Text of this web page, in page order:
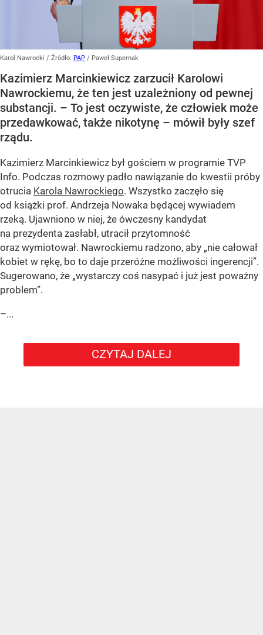
Karol Nawrocki / Źródło: PAP / Paweł Supernak
Kazimierz Marcinkiewicz zarzucił Karolowi
Nawrockiemu, że ten jest uzależniony od pewnej
substancji. – To jest oczywiste, że człowiek może
przedawkować, także nikotynę – mówił były szef
rządu.
Kazimierz Marcinkiewicz był gościem w programie TVP
Info. Podczas rozmowy padło nawiązanie do kwestii próby
otrucia Karola Nawrockiego. Wszystko zaczęło się
od książki prof. Andrzeja Nowaka będącej wywiadem
rzeką. Ujawniono w niej, że ówczesny kandydat
na prezydenta zasłabł, utracił przytomność
oraz wymiotował. Nawrockiemu radzono, aby „nie całował
kobiet w rękę, bo to daje przeróżne możliwości ingerencji”.
Sugerowano, że „wystarczy coś nasypać i już jest poważny
problem”.
–...
CZYTAJ DALEJ